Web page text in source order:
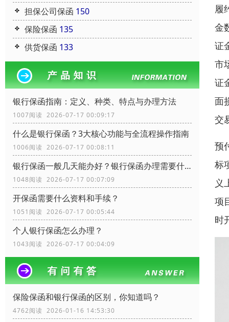
担保公司保函 150
保险保函 135
供货保函 133
银行保函指南：定义、种类、特点与办理方法
1007阅读 2026-07-17 00:09:17
什么是银行保函？3大核心功能与全流程操作指南
1006阅读 2026-07-17 00:08:11
银行保函一般几天能办好？银行保函办理需要什么资料？
1048阅读 2026-07-17 00:07:09
开保函需要什么资料和手续？
1051阅读 2026-07-17 00:05:44
个人银行保函怎么办理？
1043阅读 2026-07-17 00:04:09
保险保函和银行保函的区别，你知道吗？
4762阅读 2026-01-16 14:53:30
履
金
证
市
证
面
交
预
标
义
项
时